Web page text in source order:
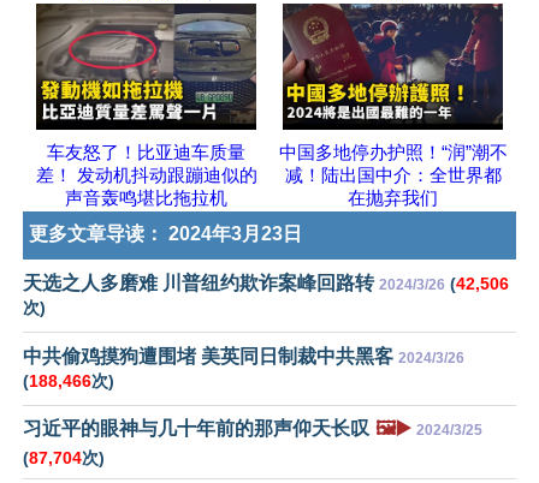
车友怒了！比亚迪车质量
差！ 发动机抖动跟蹦迪似的
声音轰鸣堪比拖拉机
中国多地停办护照！“润”潮不
减！陆出国中介：全世界都
在抛弃我们
更多文章导读： 2024年3月23日
天选之人多磨难 川普纽约欺诈案峰回路转 2024/3/26 (42,506
次)
中共偷鸡摸狗遭围堵 美英同日制裁中共黑客 2024/3/26
(188,466次)
习近平的眼神与几十年前的那声仰天长叹 🖼️▶️ 2024/3/25
(87,704次)